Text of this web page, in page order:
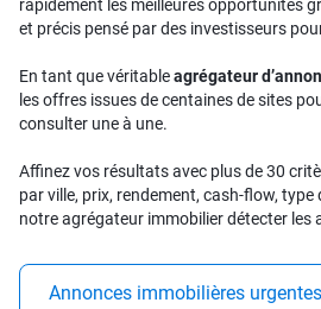
rapidement les meilleures opportunités
et précis pensé par des investisseurs
En tant que véritableagrégateur
les offres issues de centaines de sites
consulter une à une.
Affinez vos résultats avec plus de 30
par ville, prix, rendement, cash-flow,
notre agrégateur immobilier détecter les
Annonces immobilières urgentes